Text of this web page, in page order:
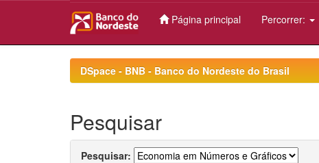
Página principal Percorrer:
DSpace - BNB - Banco do Nordeste do Brasil
Pesquisar
Pesquisar: